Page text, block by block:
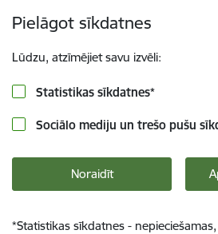
Pielāgot sīkdatnes
Lūdzu, atzīmējiet savu izvēli:
Statistikas sīkdatnes*
Sociālo mediju un trešo pušu
Noraidīt
*Statistikas sīkdatnes -